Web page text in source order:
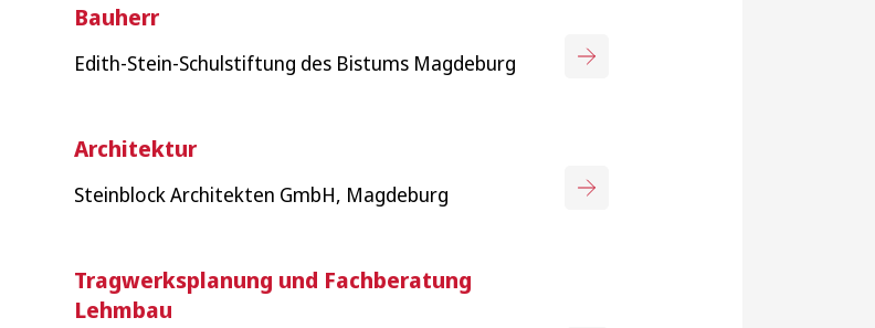
Bauherr
Edith-Stein-Schulstiftung des Bistums Magdeburg
Architektur
Steinblock Architekten GmbH, Magdeburg
Tragwerksplanung und Fachberatung
Lehmbau